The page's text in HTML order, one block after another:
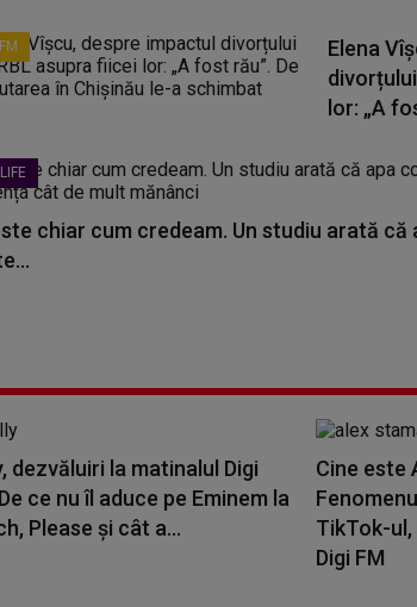
Elena
lor: „A
chiar cum credeam. Un studiu arată că
dezvăluiri la matinalul Digi
ce nu îl aduce pe Eminem la
Please și cât a...
Cine este
TikTok-
Digi FM